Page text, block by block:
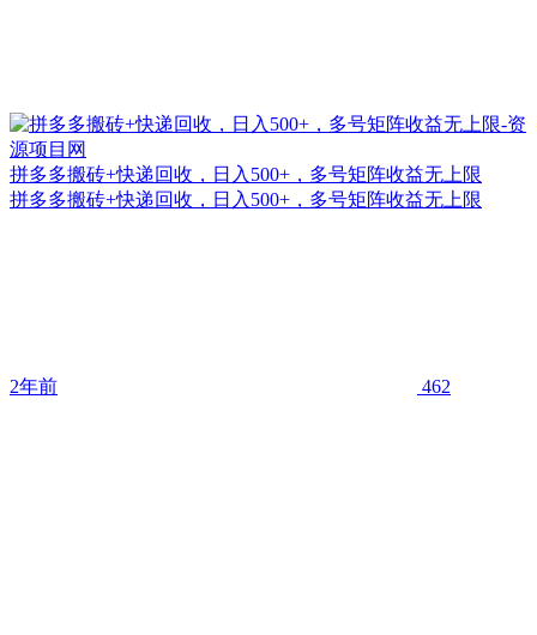
拼多多搬砖+快递回收，日入500+，多号矩阵收益无上限
拼多多搬砖+快递回收，日入500+，多号矩阵收益无上限
2年前 462